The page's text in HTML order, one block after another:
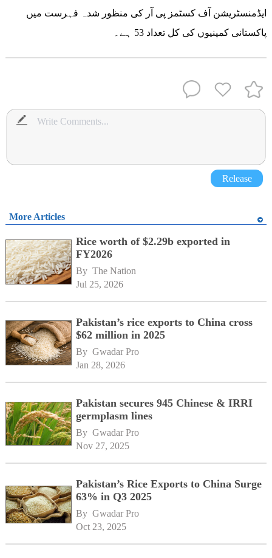
ایڈمنسٹریشن آف کسٹمز پی آر کی منظور شدہ فہرست میں
پاکستانی کمپنیوں کی کل تعداد 53 ہے۔
Release
More Articles
Rice worth of $2.29b exported in
FY2026
By The Nation
Jul 25, 2026
Pakistan’s rice exports to China cross
$62 million in 2025
By Gwadar Pro
Jan 28, 2026
Pakistan secures 945 Chinese & IRRI
germplasm lines
By Gwadar Pro
Nov 27, 2025
Pakistan’s Rice Exports to China Surge
63% in Q3 2025
By Gwadar Pro
Oct 23, 2025